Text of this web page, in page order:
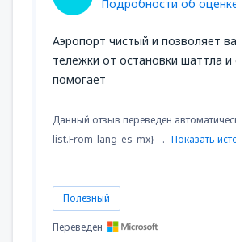
Подробности об
Аэропорт чистый и позволяет
тележки от остановки шаттла и
помогает
Данный отзыв переведен
list.From_lang_es_mx}__. Показать
Полезный
Переведен